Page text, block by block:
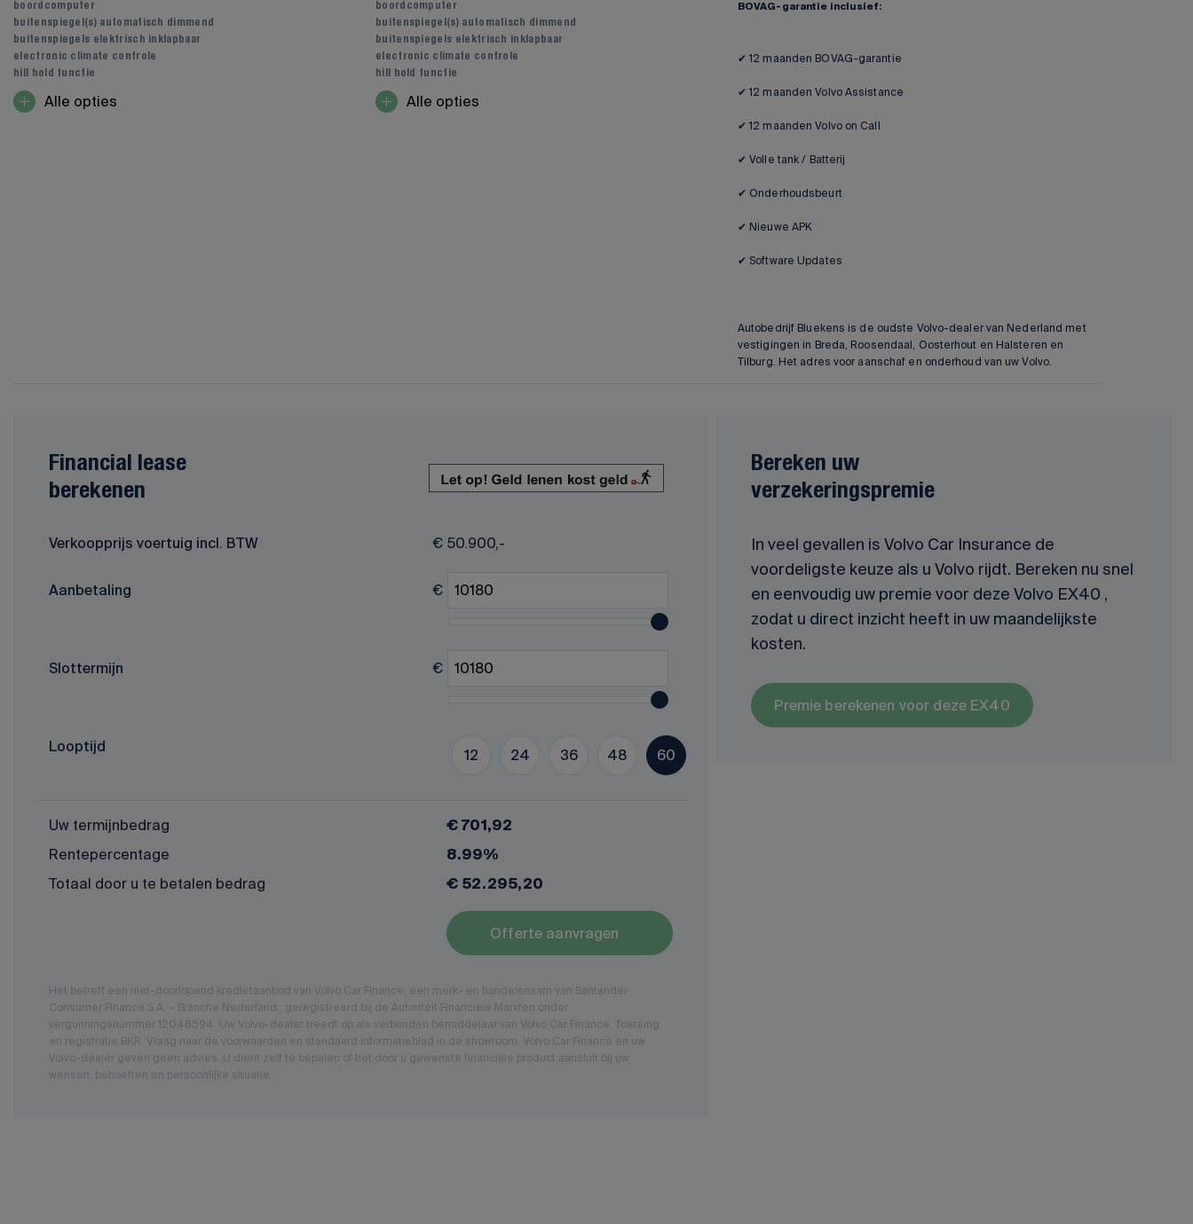
boordcomputer
buitenspiegel(s) automatisch dimmend
buitenspiegels elektrisch inklapbaar
electronic climate controle
hill hold functie
Alle opties
boordcomputer
buitenspiegel(s) automatisch dimmend
buitenspiegels elektrisch inklapbaar
electronic climate controle
hill hold functie
Alle opties
BOVAG-garantie inclusief:
✔ 12 maanden BOVAG-garantie
✔ 12 maanden Volvo Assistance
✔ 12 maanden Volvo on Call
✔ Volle tank / Batterij
✔ Onderhoudsbeurt
✔ Nieuwe APK
✔ Software Updates
Autobedrijf Bluekens is de oudste Volvo-dealer van Nederland met
vestigingen in Breda, Roosendaal, Oosterhout en Halsteren en
Tilburg. Het adres voor aanschaf en onderhoud van uw Volvo.
Financial lease
berekenen
Verkoopprijs voertuig incl. BTW € 50.900,-
Aanbetaling €
Slottermijn €
Looptijd
12 24 36 48 60
Uw termijnbedrag € 701,92
Rentepercentage 8.99%
Totaal door u te betalen bedrag € 52.295,20
Offerte aanvragen
Het betreft een niet-doorlopend kredietaanbod van Volvo Car Finance, een merk- en handelsnaam van Santander
Consumer Finance S.A. – Branche Nederland., geregistreerd bij de Autoriteit Financiële Markten onder
vergunningsnummer 12048594. Uw Volvo-dealer treedt op als verbonden bemiddelaar van Volvo Car Finance. Toetsing
en registratie BKR. Vraag naar de voorwaarden en standaard informatieblad in de showroom. Volvo Car Finance en uw
Volvo-dealer geven geen advies. U dient zelf te bepalen of het door u gewenste financiële product aansluit bij uw
wensen, behoeften en persoonlijke situatie.
Bereken uw
verzekeringspremie
In veel gevallen is Volvo Car Insurance de
voordeligste keuze als u Volvo rijdt. Bereken nu snel
en eenvoudig uw premie voor deze Volvo EX40 ,
zodat u direct inzicht heeft in uw maandelijkste
kosten.
Premie berekenen voor deze EX40